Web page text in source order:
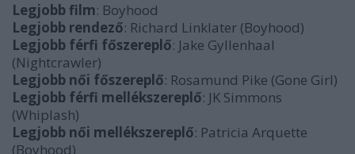
Legjobb film: Boyhood
Legjobb rendező: Richard Linklater (Boyhood)
Legjobb férfi főszereplő: Jake Gyllenhaal
(Nightcrawler)
Legjobb női főszereplő: Rosamund Pike (Gone Girl)
Legjobb férfi mellékszereplő: JK Simmons
(Whiplash)
Legjobb női mellékszereplő: Patricia Arquette
(Boyhood)